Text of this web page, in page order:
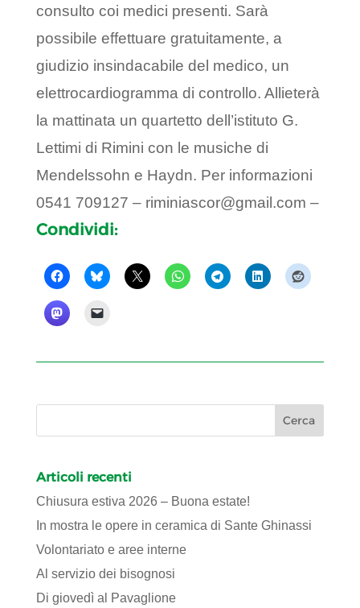
consulto coi medici presenti. Sarà
possibile effettuare gratuitamente, a
giudizio insindacabile del medico, un
elettrocardiogramma di controllo. Allieterà
la mattinata un quartetto dell’istituto G.
Lettimi di Rimini con le musiche di
Mendelssohn e Haydn. Per informazioni
0541 709127 – riminiascor@gmail.com –
Condividi:
Articoli recenti
Chiusura estiva 2026 – Buona estate!
In mostra le opere in ceramica di Sante Ghinassi
Volontariato e aree interne
Al servizio dei bisognosi
Di giovedì al Pavaglione